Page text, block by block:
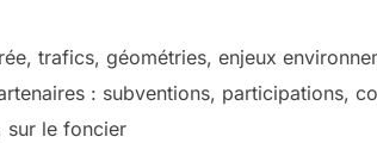
trafics, géométries, enjeux
: subventions, participations,
sur le foncier